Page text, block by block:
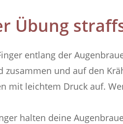
Übung
entlang der
zusammen und auf den
mit leichtem Druck auf.
halten deine